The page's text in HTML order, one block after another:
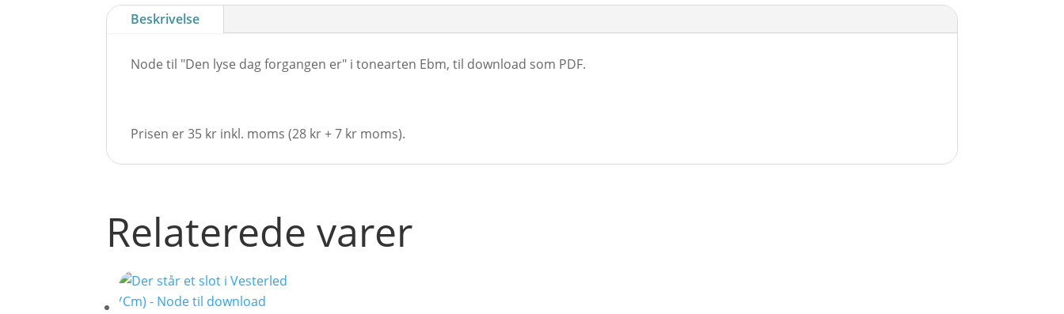
-
Node
download
Beskrivelse
Node til "Den lyse dag forgangen er" i tonearten Ebm, til download som PDF.
Prisen er 35 kr inkl. moms (28 kr + 7 kr moms).
Relaterede varer